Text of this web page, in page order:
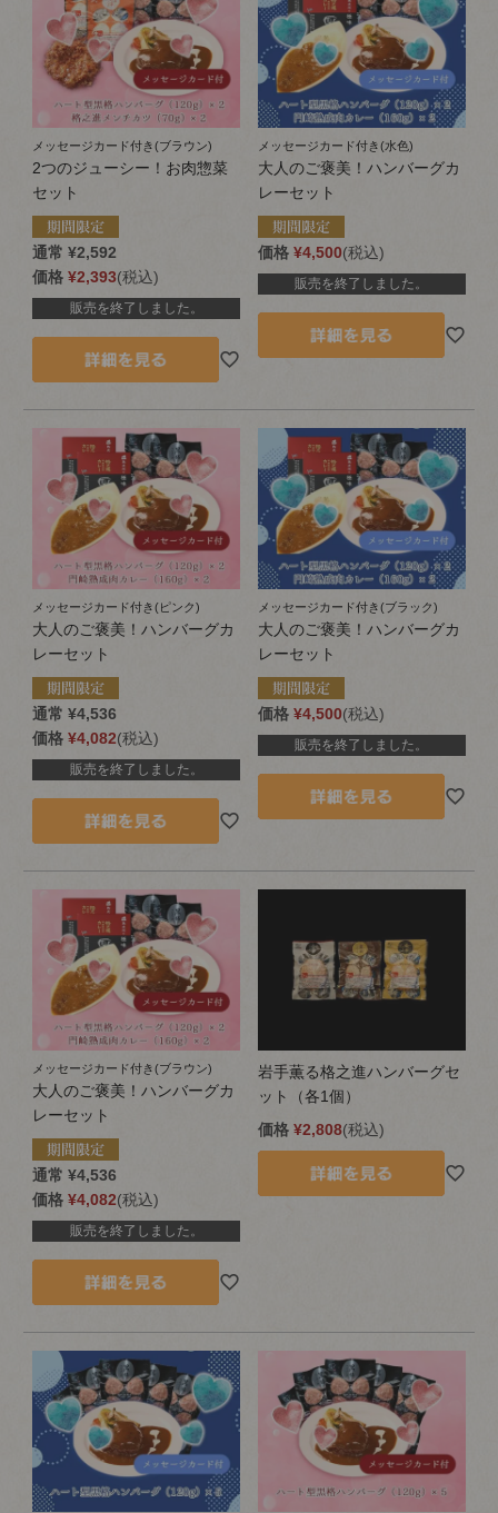
メッセージカード付き(ブラウン)
2つのジューシー！お肉惣菜
セット
通常 ¥2,592
価格 ¥2,393 税込
販売を終了しました。
メッセージカード付き(水色)
大人のご褒美！ハンバーグカ
レーセット
価格 ¥4,500 税込
販売を終了しました。
メッセージカード付き(ピンク)
大人のご褒美！ハンバーグカ
レーセット
通常 ¥4,536
価格 ¥4,082 税込
販売を終了しました。
メッセージカード付き(ブラック)
大人のご褒美！ハンバーグカ
レーセット
価格 ¥4,500 税込
販売を終了しました。
メッセージカード付き(ブラウン)
大人のご褒美！ハンバーグカ
レーセット
通常 ¥4,536
価格 ¥4,082 税込
販売を終了しました。
岩手薫る格之進ハンバーグセ
ット（各1個）
価格 ¥2,808 税込